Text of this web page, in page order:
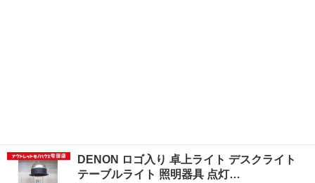
DENON ロゴ入り 卓上ライト デスクライト
テーブルライト 照明器具 点灯…